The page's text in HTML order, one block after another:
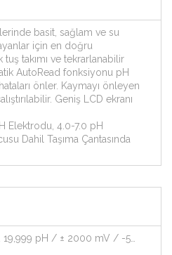
basit, sağlam ve su
için en doğru
tuş takımı ve tekrarlanabilir
AutoRead fonksiyonu pH
önler. Kaymayı önleyen
Geniş LCD ekranı
Elektrodu, 4.0-7.0 pH
Dahil Taşıma Çantasında
19,999 pH / ± 2000 mV / -5…